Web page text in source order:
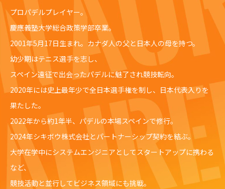
プロパデルプレイヤー。
慶應義塾大学総合政策学部卒業。
2001年5月17日生まれ。カナダ人の父と日本人の母を持つ。
幼少期はテニス選手を志し、
スペイン遠征で出会ったパデルに魅了され競技転向。
2020年には史上最年少で全日本選手権を制し、日本代表入りを
果たした。
2022年から約1年半、パデルの本場スペインで修行。
2024年シキボウ株式会社とパートナーシップ契約を結ぶ。
大学在学中にシステムエンジニアとしてスタートアップに携わる
など、
競技活動と並行してビジネス領域にも挑戦。